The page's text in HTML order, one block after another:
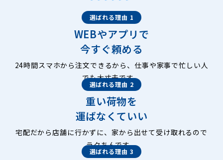
選ばれる理由 1
WEBやアプリで
今すぐ頼める
24時間スマホから注文できるから、仕事や家事で忙しい人
でも大丈夫です。
選ばれる理由 2
重い荷物を
運ばなくていい
宅配だから店舗に行かずに、家から出せて受け取れるので
ラクちんです。
選ばれる理由 3